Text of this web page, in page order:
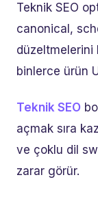
Teknik SEO
canonical,
düzeltmelerini
binlerce ürün
Teknik SEO
açmak sıra
ve çoklu dil
zarar görür.